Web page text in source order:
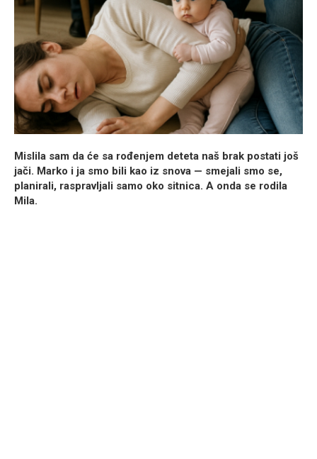
Mislila sam da će sa rođenjem deteta naš brak postati još
jači. Marko i ja smo bili kao iz snova — smejali smo se,
planirali, raspravljali samo oko sitnica. A onda se rodila
Mila.